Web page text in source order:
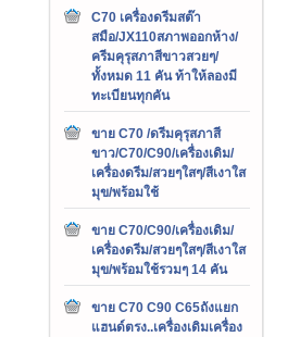
C70 เครื่องดรีมสต๊า
สมือ/JX110สภาพออกห้าง/
ครีมคุรุสภาสีขาวสวยๆ/
ทั้งหมด 11 คัน ท้าให้ลองมี
ทะเบียนทุกคัน
ขาย C70 /ดรีมคุรุสภาสี
ขาว/C70/C90/เครื่องเดิม/
เครื่องดรีม/สวยๆใสๆ/สีเงาใส
มุข/พร้อมใช้
ขาย C70/C90/เครื่องเดิม/
เครื่องดรีม/สวยๆใสๆ/สีเงาใส
มุข/พร้อมใช้รวมๆ 14 คัน
ขาย C70 C90 C65ถังแยก
แฮนด์ตรง..เครื่องเดิมเครื่อง